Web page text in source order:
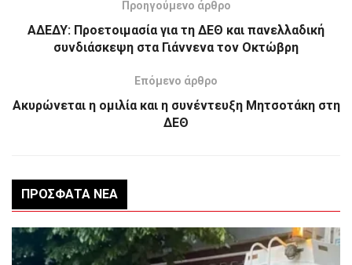
Προηγούμενο άρθρο
ΑΔΕΔΥ: Προετοιμασία για τη ΔΕΘ και πανελλαδική
συνδιάσκεψη στα Γιάννενα τον Οκτώβρη
Επόμενο άρθρο
Aκυρώνεται η ομιλία και η συνέντευξη Μητσοτάκη στη
ΔΕΘ
ΠΡΌΣΦΑΤΑ ΝΈΑ